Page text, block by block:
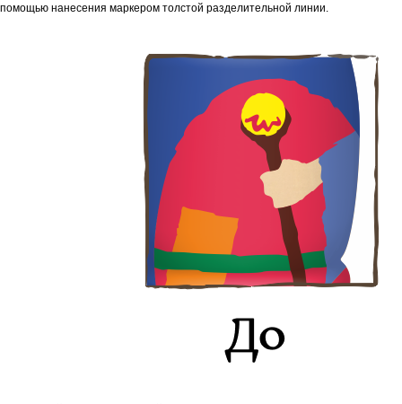
помощью нанесения маркером толстой разделительной линии.